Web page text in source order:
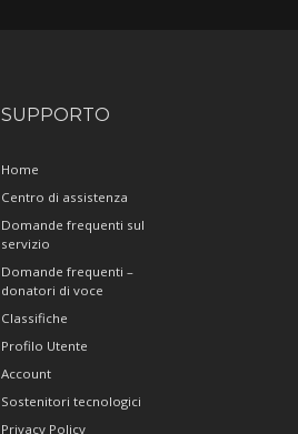
SUPPORTO
Home
Centro di assistenza
Domande frequenti sul
servizio
Domande frequenti –
donatori di voce
Classifiche
Profilo Utente
Account
Sostenitori tecnologici
Privacy Policy